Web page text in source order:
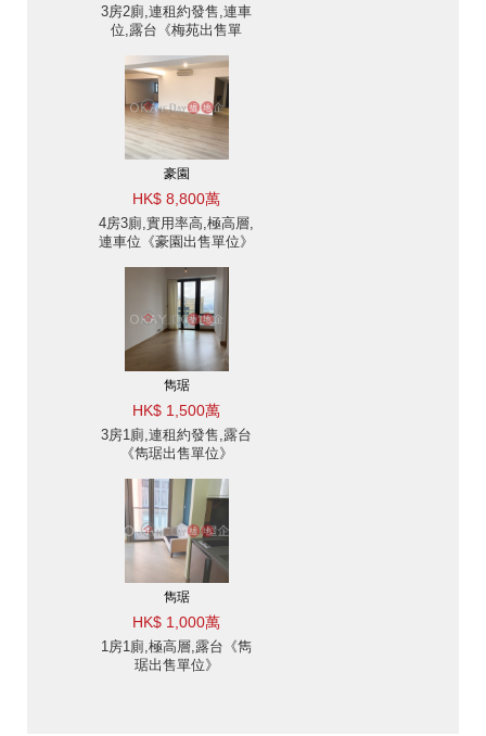
3房2廁,連租約發售,連車
位,露台《梅苑出售單
豪園
HK$ 8,800萬
4房3廁,實用率高,極高層,
連車位《豪園出售單位》
雋琚
HK$ 1,500萬
3房1廁,連租約發售,露台
《雋琚出售單位》
雋琚
HK$ 1,000萬
1房1廁,極高層,露台《雋
琚出售單位》